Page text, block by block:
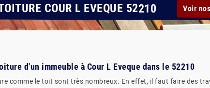
COUR L EVEQUE 52210 Voir
d'un immeuble à Cour L Eveque dans le 52210
comme le toit sont très nombreux. En effet, il faut faire des